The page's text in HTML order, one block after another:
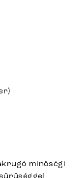
minőségi